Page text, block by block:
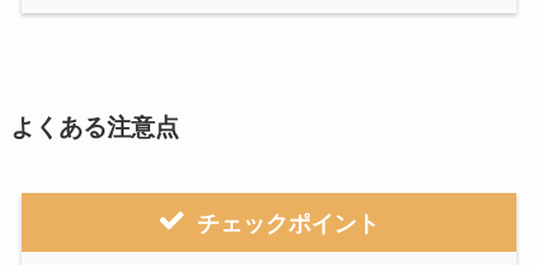
よくある注意点
チェックポイント